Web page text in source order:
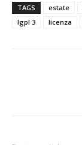
TAGS estate
lgpl 3
licenza